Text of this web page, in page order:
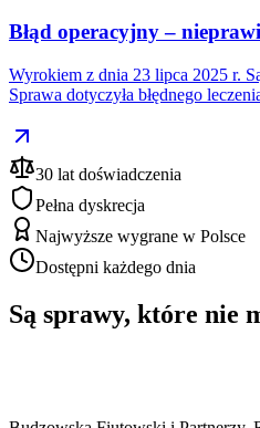
Błąd operacyjny –
Wyrokiem z dnia 23 lipca 2025 r.
Sprawa dotyczyła błędnego
30 lat doświadczenia
Pełna dyskrecja
Najwyższe wygrane w Polsce
Dostępni każdego dnia
Są sprawy, które nie